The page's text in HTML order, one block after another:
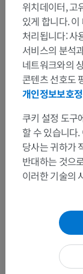
위치데이터, 고
있게 합니다.
처리됩니다: 사
서비스의 분석
네트워크와의
콘텐츠 선호도
개인정보보호
쿠키 설정 도구
할 수 있습니다
당사는 귀하가
반대하는 것으
이러한 기술의